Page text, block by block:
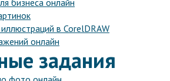
бизнеса онлайн
в CorelDRAW
онлайн
задания